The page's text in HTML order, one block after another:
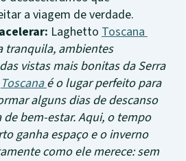
a viagem de verdade.
Laghetto Toscana
tranquila, ambientes
vistas mais bonitas da Serra
Toscanaé o lugar perfeito para
alguns dias de descanso
bem-estar. Aqui, o tempo
ganha espaço e o inverno
como ele merece: sem